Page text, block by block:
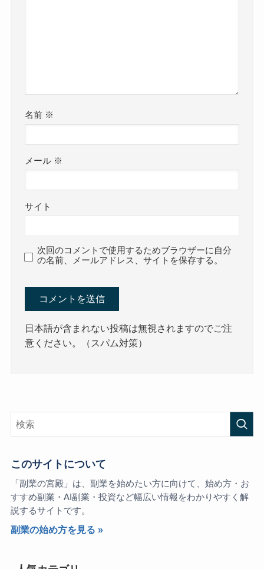
名前 ※
メール ※
サイト
次回のコメントで使用するためブラウザーに自分
の名前、メールアドレス、サイトを保存する。
日本語が含まれない投稿は無視されますのでご注
意ください。（スパム対策）
このサイトについて
「副業の宮殿」は、副業を始めたい方に向けて、始め方・お
すすめ副業・AI副業・投資など幅広い情報をわかりやすく解
説するサイトです。
副業の始め方を見る »